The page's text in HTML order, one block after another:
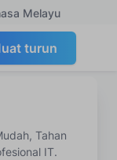
Melayu
turun
Tahan
IT.